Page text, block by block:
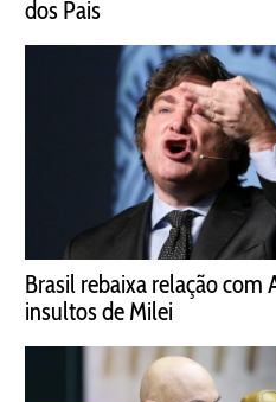
dos Pais
Brasil rebaixa relação com
insultos de Milei